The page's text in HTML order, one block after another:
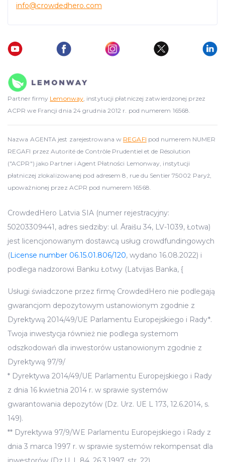
info@crowdedhero.com
Partner firmy Lemonway, instytucji płatniczej zatwierdzonej przez
ACPR we Francji dnia 24 grudnia 2012 r. pod numerem 16568.
Nazwa AGENTA jest zarejestrowana w REGAFI pod numerem NUMER
REGAFI przez Autorité de Contrôle Prudentiel et de Résolution
("ACPR") jako Partner i Agent Płatności Lemonway, instytucji
płatniczej zlokalizowanej pod adresem 8, rue du Sentier 75002 Paryż,
upoważnionej przez ACPR pod numerem 16568.
CrowdedHero Latvia SIA (numer rejestracyjny:
50203309441, adres siedziby: ul. Āraišu 34, LV-1039, Łotwa)
jest licencjonowanym dostawcą usług crowdfundingowych
(License number 06.15.01.806/120, wydano 16.08.2022) i
podlega nadzorowi Banku Łotwy (Latvijas Banka, {
Usługi świadczone przez firmę CrowdedHero nie podlegają
gwarancjom depozytowym ustanowionym zgodnie z
Dyrektywą 2014/49/UE Parlamentu Europejskiego i Rady*.
Twoja inwestycja również nie podlega systemom
odszkodowań dla inwestorów ustanowionym zgodnie z
Dyrektywą 97/9/
* Dyrektywa 2014/49/UE Parlamentu Europejskiego i Rady
z dnia 16 kwietnia 2014 r. w sprawie systemów
gwarantowania depozytów (Dz. Urz. UE L 173, 12.6.2014, s.
149).
** Dyrektywa 97/9/WE Parlamentu Europejskiego i Rady z
dnia 3 marca 1997 r. w sprawie systemów rekompensat dla